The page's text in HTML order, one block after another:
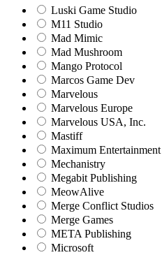
Luski Game Studio
M11 Studio
Mad Mimic
Mad Mushroom
Mango Protocol
Marcos Game Dev
Marvelous
Marvelous Europe
Marvelous USA, Inc.
Mastiff
Maximum Entertainment
Mechanistry
Megabit Publishing
MeowAlive
Merge Conflict Studios
Merge Games
META Publishing
Microsoft